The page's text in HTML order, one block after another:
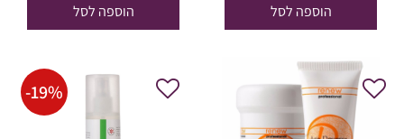
₪140.00.
הוספה לסל
₪299.00.
הוספה לסל
-19%